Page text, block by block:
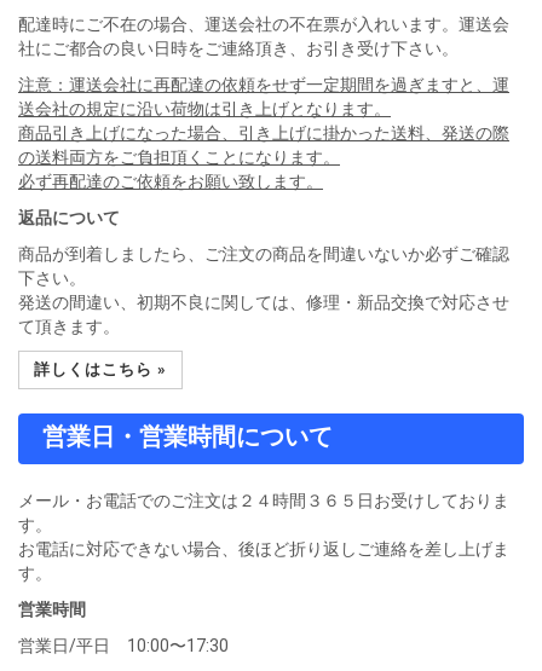
配達時にご不在の場合、運送会社の不在票が入れいます。運送会
社にご都合の良い日時をご連絡頂き、お引き受け下さい。
注意：運送会社に再配達の依頼をせず一定期間を過ぎますと、運
送会社の規定に沿い荷物は引き上げとなります。
商品引き上げになった場合、引き上げに掛かった送料、発送の際
の送料両方をご負担頂くことになります。
必ず再配達のご依頼をお願い致します。
返品について
商品が到着しましたら、ご注文の商品を間違いないか必ずご確認
下さい。
発送の間違い、初期不良に関しては、修理・新品交換で対応させ
て頂きます。
詳しくはこちら »
営業日・営業時間について
メール・お電話でのご注文は２４時間３６５日お受けしておりま
す。
お電話に対応できない場合、後ほど折り返しご連絡を差し上げま
す。
営業時間
営業日/平日 10:00〜17:30